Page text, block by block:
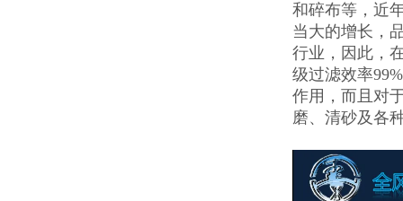
和碎布等，近
当大的增长，
行业，因此，
级过滤效率
作用，而且对
磨、清砂及各